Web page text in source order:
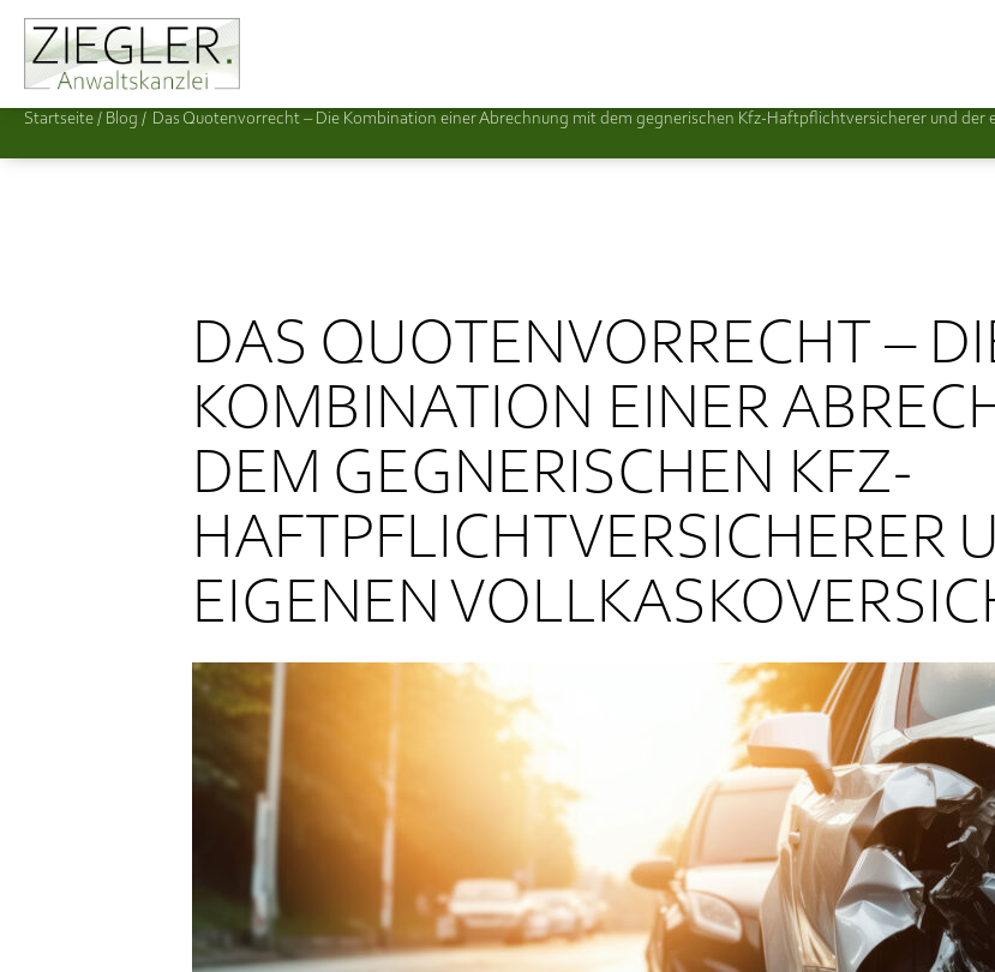
Startseite / Das Quotenvorrecht – Die Kombination einer Abrechnung mit dem gegnerischen Kfz-Haftpflichtversicherer und der
DAS QUOTENVORRECHT –
KOMBINATION EINER
DEM GEGNERISCHEN KFZ-
HAFTPFLICHTVERSICHERER
EIGENEN